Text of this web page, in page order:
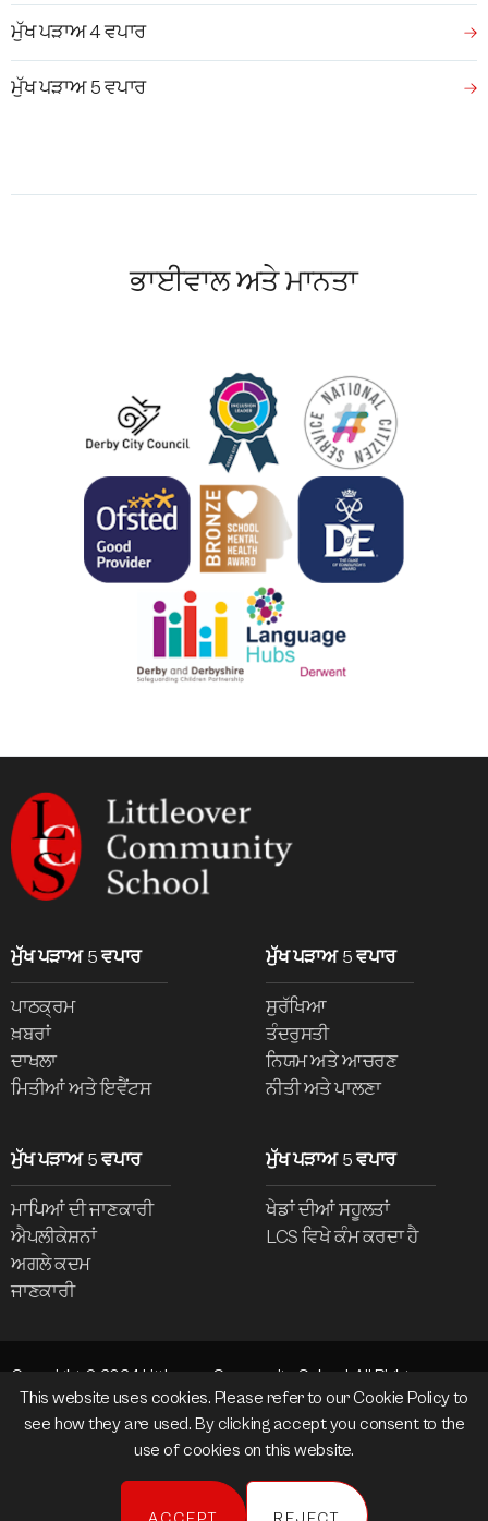
ਮੁੱਖ ਪੜਾਅ 4 ਵਪਾਰ
ਮੁੱਖ ਪੜਾਅ 5 ਵਪਾਰ
ਭਾਈਵਾਲ ਅਤੇ ਮਾਨਤਾ
ਮੁੱਖ ਪੜਾਅ 5 ਵਪਾਰ
ਪਾਠਕ੍ਰਮ
ਖ਼ਬਰਾਂ
ਦਾਖਲਾ
ਮਿਤੀਆਂ ਅਤੇ ਇਵੈਂਟਸ
ਮੁੱਖ ਪੜਾਅ 5 ਵਪਾਰ
ਸੁਰੱਖਿਆ
ਤੰਦਰੁਸਤੀ
ਨਿਯਮ ਅਤੇ ਆਚਰਣ
ਨੀਤੀ ਅਤੇ ਪਾਲਣਾ
ਮੁੱਖ ਪੜਾਅ 5 ਵਪਾਰ
ਮਾਪਿਆਂ ਦੀ ਜਾਣਕਾਰੀ
ਐਪਲੀਕੇਸ਼ਨਾਂ
ਅਗਲੇ ਕਦਮ
ਜਾਣਕਾਰੀ
ਮੁੱਖ ਪੜਾਅ 5 ਵਪਾਰ
ਖੇਡਾਂ ਦੀਆਂ ਸਹੂਲਤਾਂ
LCS ਵਿਖੇ ਕੰਮ ਕਰਦਾ ਹੈ
Copyright © 2024 Littleover Community School. All Rights
Reserved.
Website design and development bymadeby.studio
Cookies
This website uses cookies. Please refer to our Cookie Policyto
see how they are used. By clicking accept you consent to the
use of cookies on this website.